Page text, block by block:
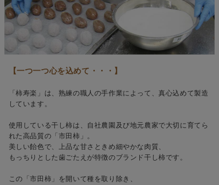
【一つ一つ心を込めて・・・】
「柿寿楽」は、熟練の職人の手作業によって、真心込めて製造
しています。
使用している干し柿は、自社農園及び地元農家で大切に育てら
れた高品質の「市田柿」。
美しい飴色で、上品な甘さときめ細やかな肉質、
もっちりとした歯ごたえが特徴のブランド干し柿です。
この「市田柿」を開いて種を取り除き、